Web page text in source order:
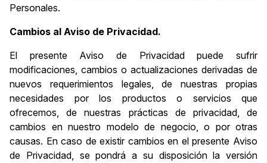
Personales.
Cambios al Aviso de Privacidad.
El presente Aviso de Privacidad puede sufrir
modificaciones, cambios o actualizaciones derivadas de
nuevos requerimientos legales, de nuestras propias
necesidades por los productos o servicios que
ofrecemos, de nuestras prácticas de privacidad, de
cambios en nuestro modelo de negocio, o por otras
causas. En caso de existir cambios en el presente Aviso
de Privacidad, se pondrá a su disposición la versión